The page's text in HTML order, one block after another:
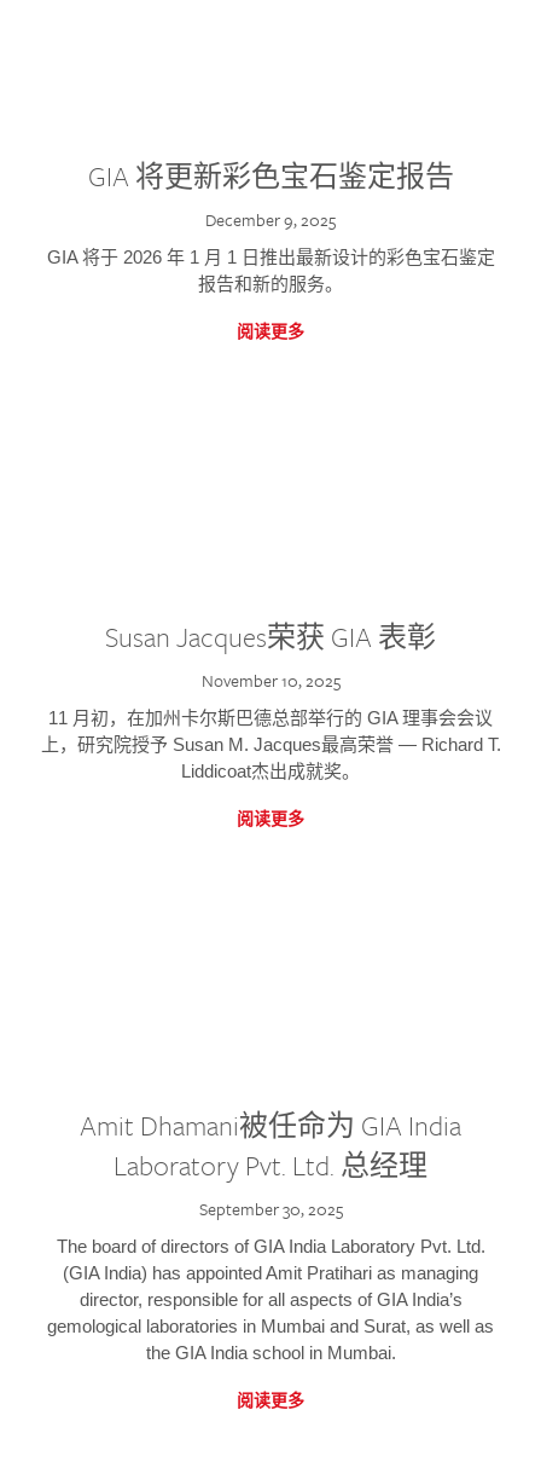
GIA 将更新彩色宝石鉴定报告
December 9, 2025
GIA 将于 2026 年 1 月 1 日推出最新设计的彩色宝石鉴定
报告和新的服务。
阅读更多
Susan Jacques荣获 GIA 表彰
November 10, 2025
11 月初，在加州卡尔斯巴德总部举行的 GIA 理事会会议
上，研究院授予 Susan M. Jacques最高荣誉 — Richard T.
Liddicoat杰出成就奖。
阅读更多
Amit Dhamani被任命为 GIA India
Laboratory Pvt. Ltd. 总经理
September 30, 2025
The board of directors of GIA India Laboratory Pvt. Ltd.
(GIA India) has appointed Amit Pratihari as managing
director, responsible for all aspects of GIA India’s
gemological laboratories in Mumbai and Surat, as well as
the GIA India school in Mumbai.
阅读更多